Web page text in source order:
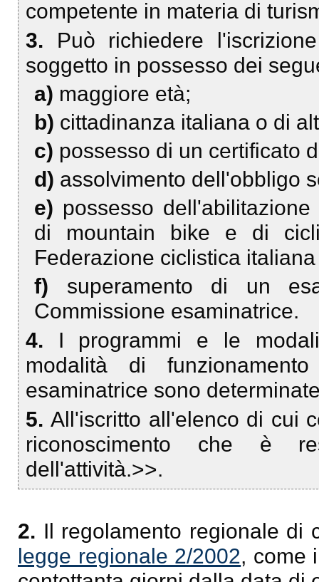
competente in materia di
3. Può richiedere
soggetto in possesso dei
a) maggiore età;
b) cittadinanza italiana o di
c) possesso di un certificato
d) assolvimento dell'obbligo
e) possesso
di mountain bike e di
Federazione ciclistica
f) superamento di un
Commissione esaminatrice.
4. I programmi e le
modalità di
esaminatrice sono
5.All'iscritto all'elenco di cui
riconoscimento che è
dell'attività.>>.
2. Il regolamento regionale di
legge regionale 2/2002, come